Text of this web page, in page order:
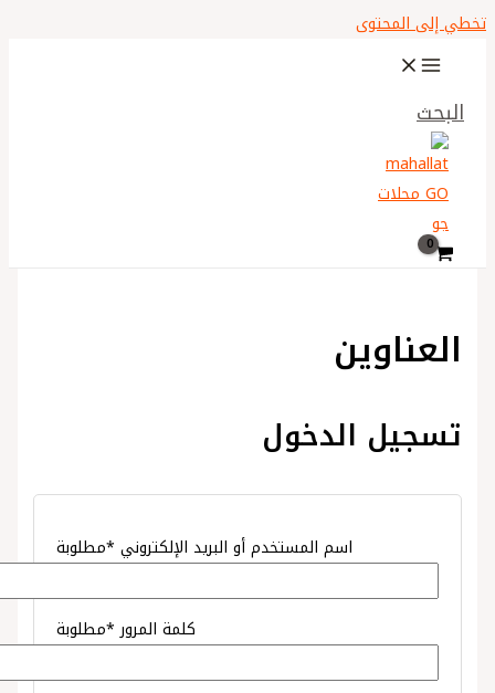
تخطي إلى المحتوى
البحث
العناوين
تسجيل الدخول
اسم المستخدم أو البريد الإلكتروني *مطلوبة
كلمة المرور*مطلوبة